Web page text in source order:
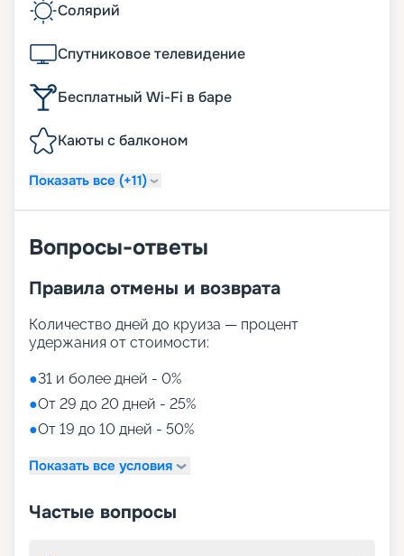
Солярий
Спутниковое телевидение
Бесплатный Wi-Fi в баре
Каюты с балконом
Показать все (+11)
Вопросы-ответы
Правила отмены и возврата
Количество дней до круиза — процент
удержания от стоимости:
●31 и более дней - 0%
●От 29 до 20 дней - 25%
●От 19 до 10 дней - 50%
Показать все условия
Частые вопросы